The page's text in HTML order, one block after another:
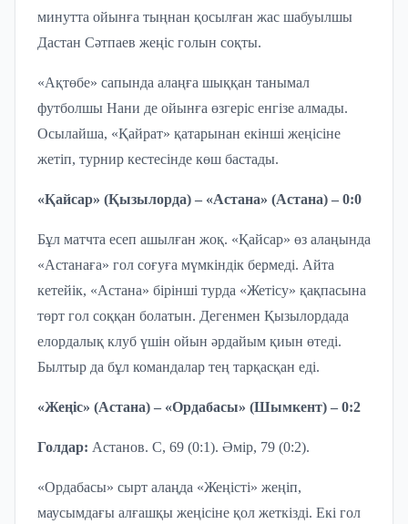
минутта ойынға тыңнан қосылған жас шабуылшы
Дастан Сәтпаев жеңіс голын соқты.
«Ақтөбе» сапында алаңға шыққан танымал
футболшы Нани де ойынға өзгеріс енгізе алмады.
Осылайша, «Қайрат» қатарынан екінші жеңісіне
жетіп, турнир кестесінде көш бастады.
«Қайсар» (Қызылорда) – «Астана» (Астана) – 0:0
Бұл матчта есеп ашылған жоқ. «Қайсар» өз алаңында
«Астанаға» гол соғуға мүмкіндік бермеді. Айта
кетейік, «Астана» бірінші турда «Жетісу» қақпасына
төрт гол соққан болатын. Дегенмен Қызылордада
елордалық клуб үшін ойын әрдайым қиын өтеді.
Былтыр да бұл командалар тең тарқасқан еді.
«Жеңіс» (Астана) – «Ордабасы» (Шымкент) – 0:2
Голдар: Астанов. С, 69 (0:1). Әмір, 79 (0:2).
«Ордабасы» сырт алаңда «Жеңісті» жеңіп,
маусымдағы алғашқы жеңісіне қол жеткізді. Екі гол